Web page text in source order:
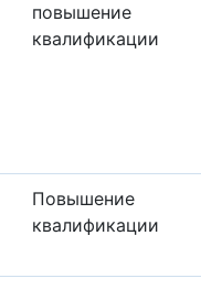
повышение
квалификации
Повышение
квалификации